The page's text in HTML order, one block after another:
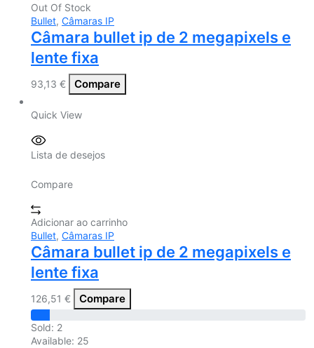
Out Of Stock
Bullet, Câmaras IP
Câmara bullet ip de 2 megapixels e
lente fixa
93,13 € Compare
Quick View
Lista de desejos
Compare
Adicionar ao carrinho
Bullet, Câmaras IP
Câmara bullet ip de 2 megapixels e
lente fixa
126,51 € Compare
Sold: 2
Available: 25